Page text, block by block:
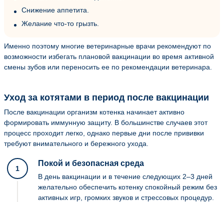
Снижение аппетита.
Желание что-то грызть.
Именно поэтому многие ветеринарные врачи рекомендуют по
возможности избегать плановой вакцинации во время активной
смены зубов или переносить ее по рекомендации ветеринара.
Уход за котятами в период после вакцинации
После вакцинации организм котенка начинает активно
формировать иммунную защиту. В большинстве случаев этот
процесс проходит легко, однако первые дни после прививки
требуют внимательного и бережного ухода.
1
Покой и безопасная среда
В день вакцинации и в течение следующих 2–3 дней
желательно обеспечить котенку спокойный режим без
активных игр, громких звуков и стрессовых процедур.